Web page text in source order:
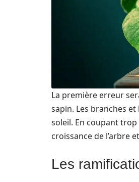
La première erreur
sapin. Les branches
soleil. En coupant
croissance de l’arbre
Les